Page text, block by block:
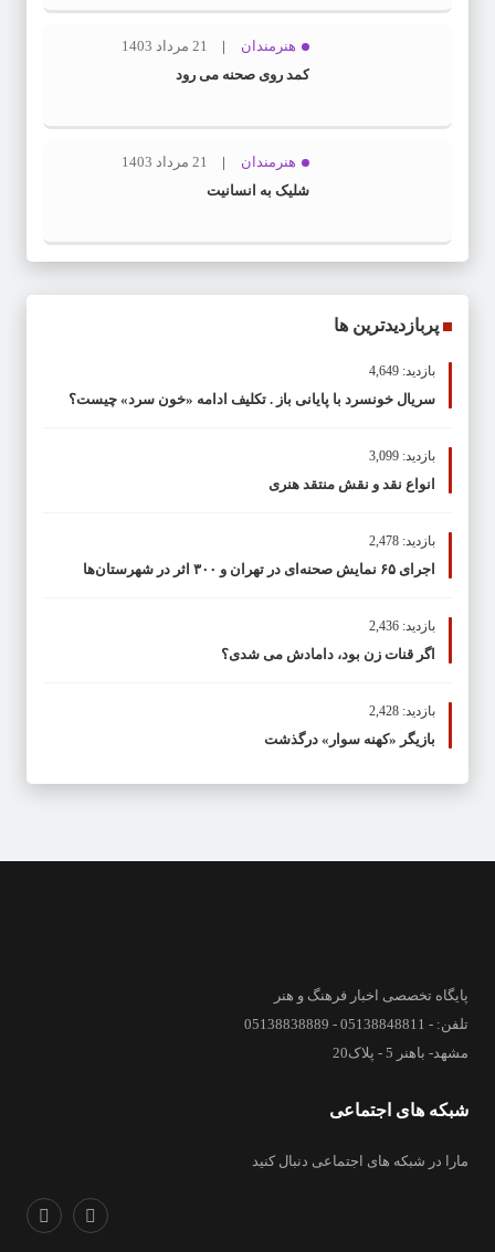
هنرمندان
21 مرداد 1403
کمد روی صحنه می رود
هنرمندان
21 مرداد 1403
شلیک به انسانیت
پربازدیدترین ها
بازدید: 4,649
سریال خونسرد با پایانی باز . تکلیف ادامه «خون سرد» چیست؟
بازدید: 3,099
انواع نقد و نقش منتقد هنری
بازدید: 2,478
اجرای ۶۵ نمایش صحنه‌ای در تهران و ۳۰۰ اثر در شهرستان‌ها
بازدید: 2,436
اگر قنات زن بود، دامادش می شدی؟
بازدید: 2,428
بازیگر «کهنه سوار» درگذشت
پایگاه تخصصی اخبار فرهنگ و هنر
تلفن: - 05138848811 - 05138838889
مشهد- باهنر 5 - پلاک20
شبکه های اجتماعی
مارا در شبکه های اجتماعی دنبال کنید